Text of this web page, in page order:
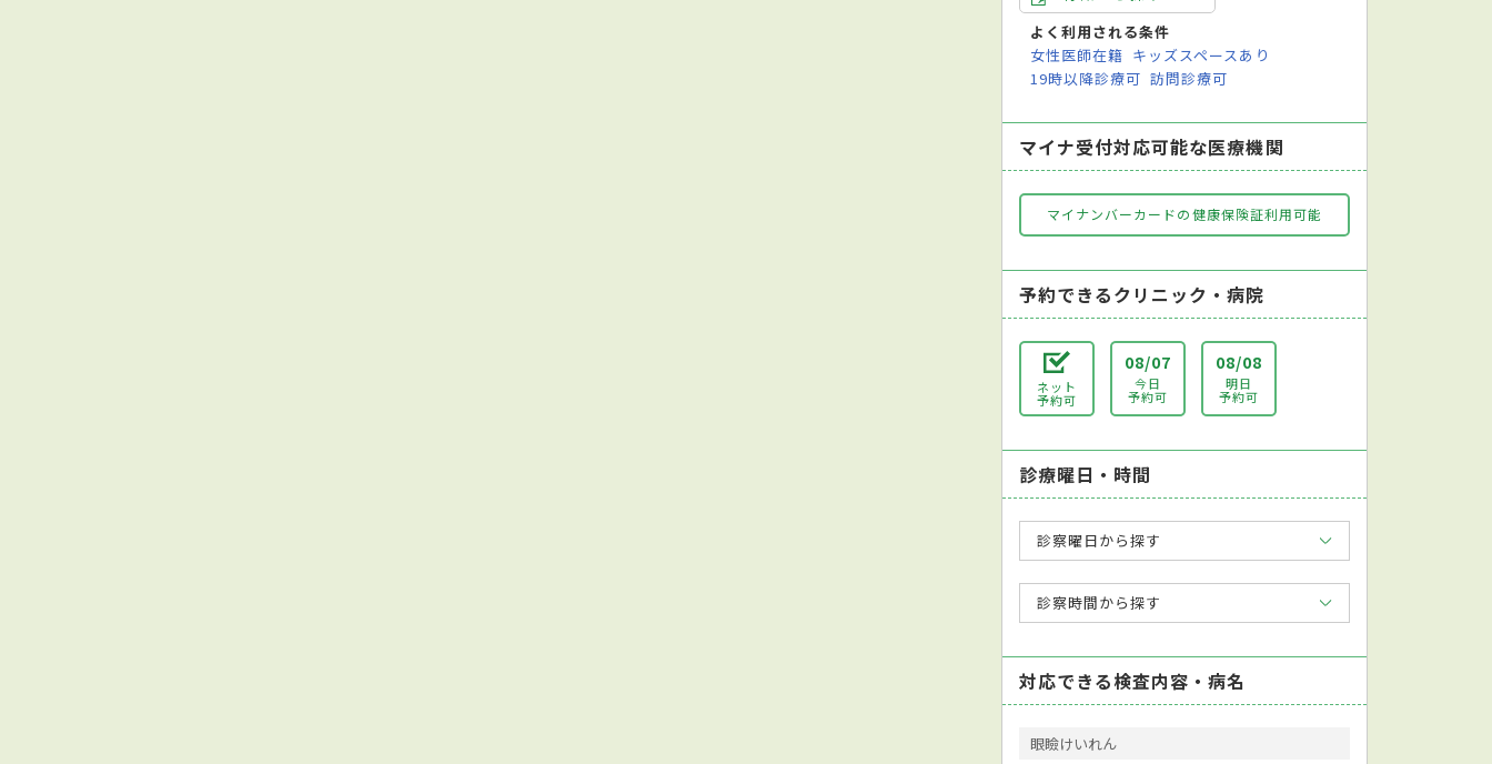
よく利用される条件
女性医師在籍 キッズスペースあり
19時以降診療可 訪問診療可
マイナ受付対応可能な医療機関
マイナンバーカードの健康保険証利用可能
予約できるクリニック・病院
ネット
予約可
08/07
今日
予約可
08/08
明日
予約可
診療曜日・時間
診察曜日から探す
診察時間から探す
対応できる検査内容・病名
眼瞼けいれん